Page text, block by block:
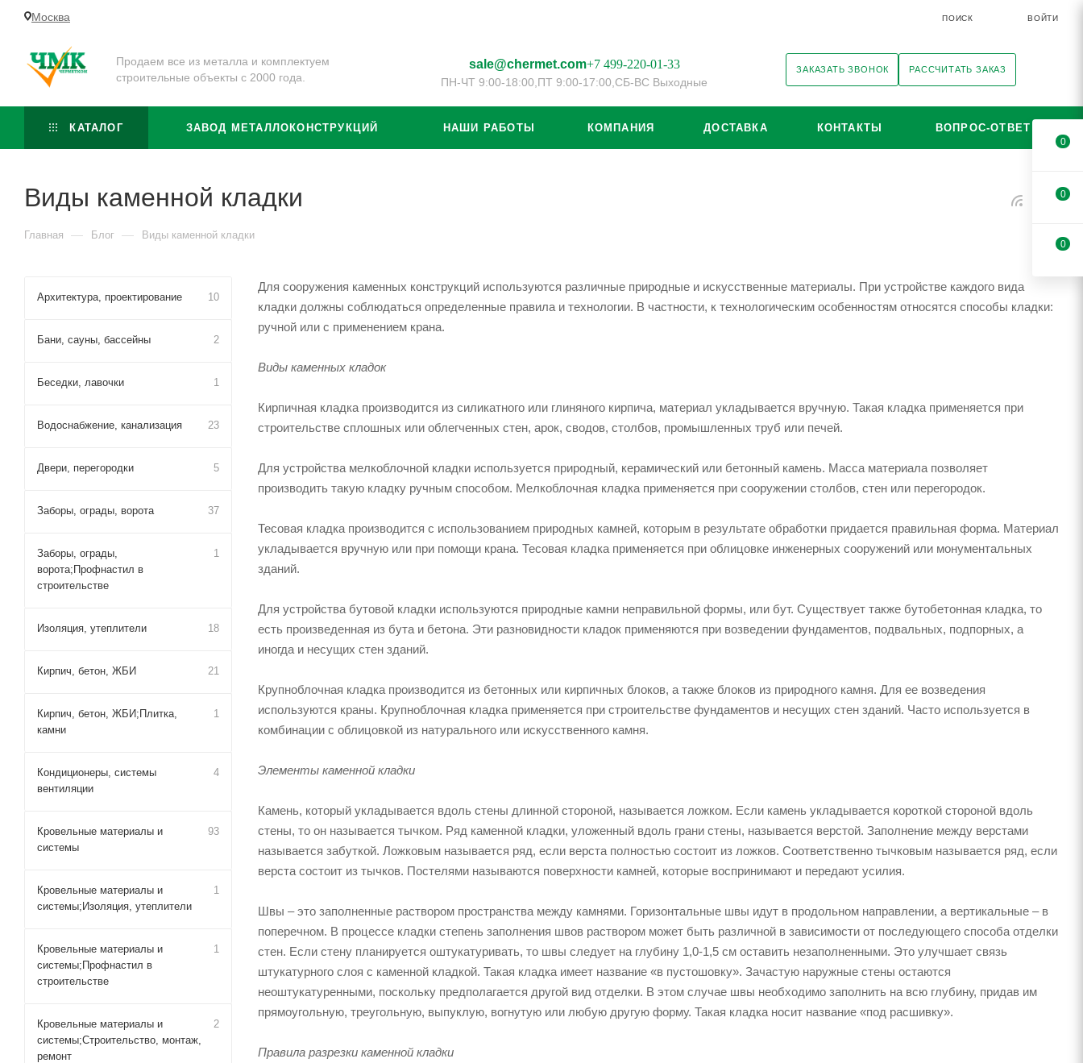
Москва ПОИСК ВОЙТИ
Продаем все из металла и комплектуем
строительные объекты с 2000 года.
sale@chermet.com+7 499-220-01-33
ПН-ЧТ 9:00-18:00, ПТ 9:00-17:00, СБ-ВС Выходные
ЗАКАЗАТЬ ЗВОНОК РАССЧИТАТЬ ЗАКАЗ
КАТАЛОГ ЗАВОД МЕТАЛЛОКОНСТРУКЦИЙ НАШИ РАБОТЫ КОМПАНИЯ ДОСТАВКА КОНТАКТЫ ВОПРОС-ОТВЕТ
Виды каменной кладки
Главная — Блог — Виды каменной кладки
Для сооружения каменных конструкций используются различные природные и искусственные материалы. При устройстве каждого вида
кладки должны соблюдаться определенные правила и технологии. В частности, к технологическим особенностям относятся способы кладки:
ручной или с применением крана.
Виды каменных кладок
Кирпичная кладка производится из силикатного или глиняного кирпича, материал укладывается вручную. Такая кладка применяется при
строительстве сплошных или облегченных стен, арок, сводов, столбов, промышленных труб или печей.
Для устройства мелкоблочной кладки используется природный, керамический или бетонный камень. Масса материала позволяет
производить такую кладку ручным способом. Мелкоблочная кладка применяется при сооружении столбов, стен или перегородок.
Тесовая кладка производится с использованием природных камней, которым в результате обработки придается правильная форма. Материал
укладывается вручную или при помощи крана. Тесовая кладка применяется при облицовке инженерных сооружений или монументальных
зданий.
Для устройства бутовой кладки используются природные камни неправильной формы, или бут. Существует также бутобетонная кладка, то
есть произведенная из бута и бетона. Эти разновидности кладок применяются при возведении фундаментов, подвальных, подпорных, а
иногда и несущих стен зданий.
Крупноблочная кладка производится из бетонных или кирпичных блоков, а также блоков из природного камня. Для ее возведения
используются краны. Крупноблочная кладка применяется при строительстве фундаментов и несущих стен зданий. Часто используется в
комбинации с облицовкой из натурального или искусственного камня.
Элементы каменной кладки
Камень, который укладывается вдоль стены длинной стороной, называется ложком. Если камень укладывается короткой стороной вдоль
стены, то он называется тычком. Ряд каменной кладки, уложенный вдоль грани стены, называется верстой. Заполнение между верстами
называется забуткой. Ложковым называется ряд, если верста полностью состоит из ложков. Соответственно тычковым называется ряд, если
верста состоит из тычков. Постелями называются поверхности камней, которые воспринимают и передают усилия.
Швы – это заполненные раствором пространства между камнями. Горизонтальные швы идут в продольном направлении, а вертикальные – в
поперечном. В процессе кладки степень заполнения швов раствором может быть различной в зависимости от последующего способа отделки
стен. Если стену планируется оштукатуривать, то швы следует на глубину 1,0-1,5 см оставить незаполненными. Это улучшает связь
штукатурного слоя с каменной кладкой. Такая кладка имеет название «в пустошовку». Зачастую наружные стены остаются
неоштукатуренными, поскольку предполагается другой вид отделки. В этом случае швы необходимо заполнить на всю глубину, придав им
прямоугольную, треугольную, выпуклую, вогнутую или любую другую форму. Такая кладка носит название «под расшивку».
Правила разрезки каменной кладки
Архитектура, проектирование 10
Бани, сауны, бассейны 2
Беседки, лавочки 1
Водоснабжение, канализация 23
Двери, перегородки 5
Заборы, ограды, ворота 37
Заборы, ограды,
ворота;Профнастил в
строительстве
1
Изоляция, утеплители 18
Кирпич, бетон, ЖБИ 21
Кирпич, бетон, ЖБИ;Плитка,
камни
1
Кондиционеры, системы
вентиляции
4
Кровельные материалы и
системы
93
Кровельные материалы и
системы;Изоляция, утеплители
1
Кровельные материалы и
системы;Профнастил в
строительстве
1
Кровельные материалы и
системы;Строительство, монтаж,
ремонт
2
0
0
0